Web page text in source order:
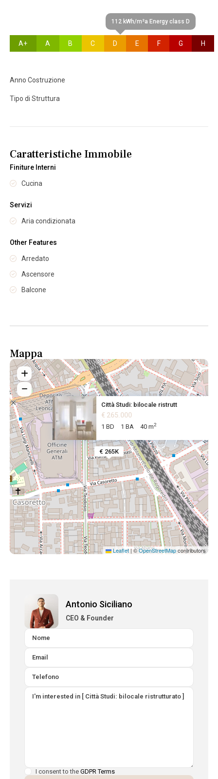
A+ A B C
112 kWh/m²a Energy class D
D E F G H
Anno Costruzione
Tipo di Struttura
Caratteristiche Immobile
Finiture Interni
Cucina
Servizi
Aria condizionata
Other Features
Arredato
Ascensore
Balcone
Mappa
€ 265K
Città Studi: bilocale ristrutt
€ 265.000
1 BD 1 BA 40 m2
Leaflet|©OpenStreetMapcontributors
Antonio Siciliano
CEO & Founder
I consent to the GDPR Terms